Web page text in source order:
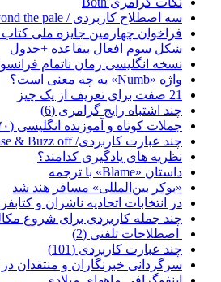
سه اصطلاح کاربردی / Beyond the pale
فراخوان چهارمین جایزه ملی
شکل سوم افعال بیقاعده +جدول
نسخه انگلیسی رمان ناتمام
واژه «Numb» به چه معنی است؟
21 صفت برای تعریف از یک چیز
چند اشتباه رایج گرامری (6)
جملات کوتاه و آموزنده انگلیسی (۷۰)
چند عبارت کاربردی/ Stop nonsense & Buzz off به چه معناست؟
نظریه های یادگیری کدامند؟
داستان «Blame» با ترجمه
«بوکر بین‌المللی» مسافر هند شد
در انتخابات اتحادیه ناشران و
چند جمله کاربردی برای شروع مکالمه
اصطلاحات تلفنی (2)
چند عبارت کاربردی (101)
سرگردانی خبرنگاران و منتقدان